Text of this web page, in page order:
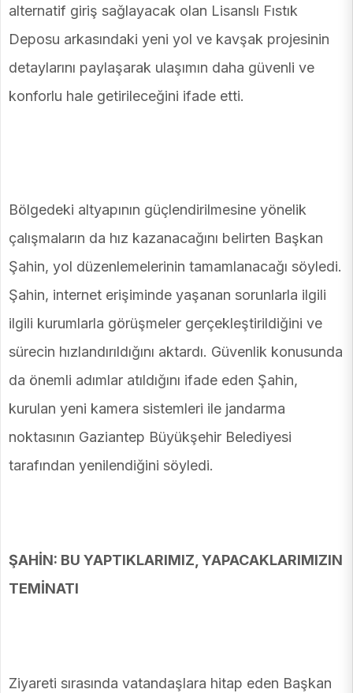
alternatif giriş sağlayacak olan Lisanslı Fıstık
Deposu arkasındaki yeni yol ve kavşak projesinin
detaylarını paylaşarak ulaşımın daha güvenli ve
konforlu hale getirileceğini ifade etti.
Bölgedeki altyapının güçlendirilmesine yönelik
çalışmaların da hız kazanacağını belirten Başkan
Şahin, yol düzenlemelerinin tamamlanacağı söyledi.
Şahin, internet erişiminde yaşanan sorunlarla ilgili
ilgili kurumlarla görüşmeler gerçekleştirildiğini ve
sürecin hızlandırıldığını aktardı. Güvenlik konusunda
da önemli adımlar atıldığını ifade eden Şahin,
kurulan yeni kamera sistemleri ile jandarma
noktasının Gaziantep Büyükşehir Belediyesi
tarafından yenilendiğini söyledi.
ŞAHİN: BU YAPTIKLARIMIZ, YAPACAKLARIMIZIN
TEMİNATI
Ziyareti sırasında vatandaşlara hitap eden Başkan